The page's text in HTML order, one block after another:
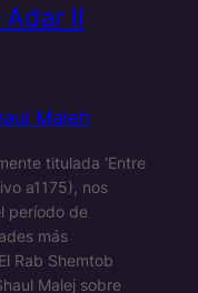
II
Maleh
titulada ‘Entre
a1175), nos
período de
más
Rab Shemtob
Malej sobre